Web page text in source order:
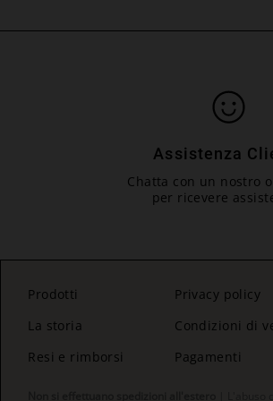
Assistenza
Chatta con un nostro
per ricevere
Prodotti
La storia
Resi e rimborsi
Privacy policy
Condizioni di
Pagamenti